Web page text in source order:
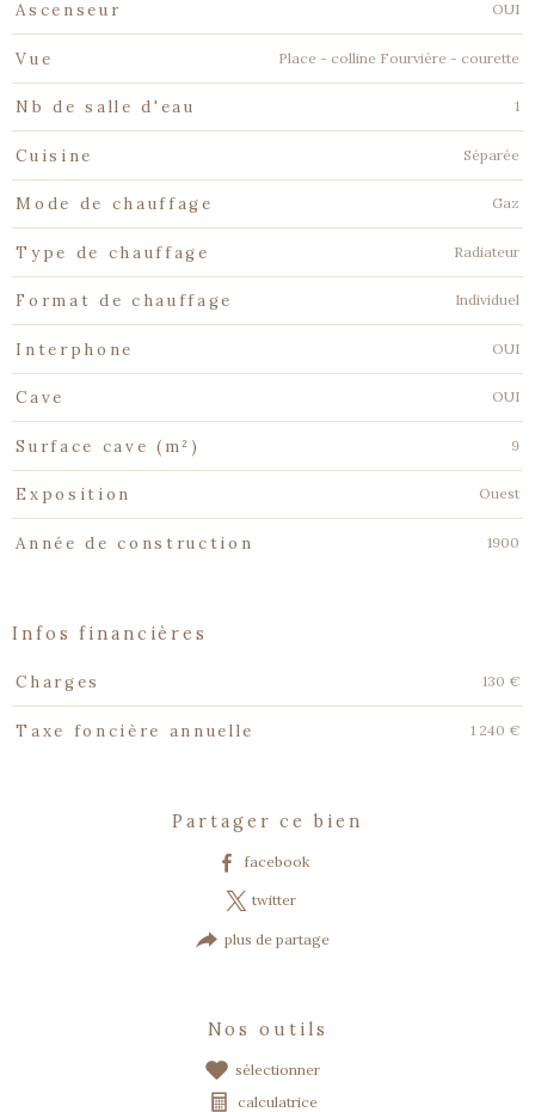
Ascenseur OUI
Vue Place - colline Fourvière - courette
Nb de salle d'eau 1
Cuisine Séparée
Mode de chauffage Gaz
Type de chauffage Radiateur
Format de chauffage Individuel
Interphone OUI
Cave OUI
Surface cave (m²) 9
Exposition Ouest
Année de construction 1900
infos financières
Caractéristiques
Charges 130 €
Taxe foncière annuelle 1 240 €
partager ce bien
facebook
twitter
plus de partage
nos outils
sélectionner
calculatrice